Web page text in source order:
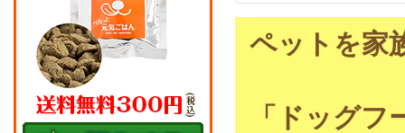
ペットを家
「ドッグ